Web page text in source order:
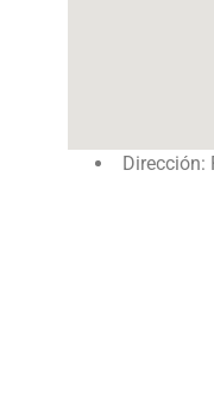
Dirección: